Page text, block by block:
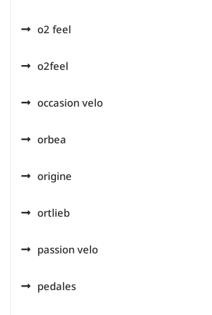
o2 feel
o2feel
occasion velo
orbea
origine
ortlieb
passion velo
pedales